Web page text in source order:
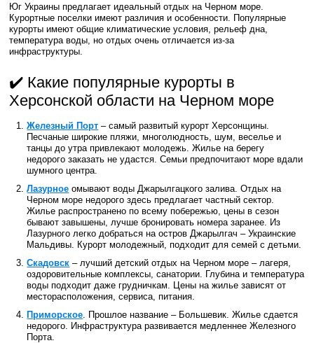
Юг Украины предлагает идеальный отдых на Черном море.
Курортные поселки имеют различия и особенности. Популярные
курорты имеют общие климатические условия, рельеф дна,
температура воды, но отдых очень отличается из-за
инфраструктуры.
✔️ Какие популярные курорты в
Херсонской области на Черном море
Железный Порт – самый развитый курорт Херсонщины.
Песчаные широкие пляжи, многолюдность, шум, веселье и
танцы до утра привлекают молодежь. Жилье на берегу
недорого заказать не удастся. Семьи предпочитают море вдали
шумного центра.
Лазурное омывают воды Джарылгацкого залива. Отдых на
Черном море недорого здесь предлагает частный сектор.
Жилье распространено по всему побережью, цены в сезон
бывают завышены, лучше бронировать номера заранее. Из
Лазурного легко добраться на остров Джарылгач – Украинские
Мальдивы. Курорт молодежный, подходит для семей с детьми.
Скадовск – лучший детский отдых на Черном море – лагеря,
оздоровительные комплексы, санатории. Глубина и температура
воды подходит даже грудничкам. Цены на жилье зависят от
месторасположения, сервиса, питания.
Приморское . Прошлое название – Большевик. Жилье сдается
недорого. Инфраструктура развивается медленнее Железного
Порта.